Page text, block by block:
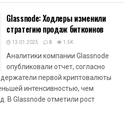
Glassnode: Ходлеры изменили
стратегию продаж биткоинов
13.01.2025 0 1.5K
Аналитики компании Glassnode
опубликовали отчет, согласно
первой криптовалюты
интенсивностью, чем
В Glassnode отметили рост